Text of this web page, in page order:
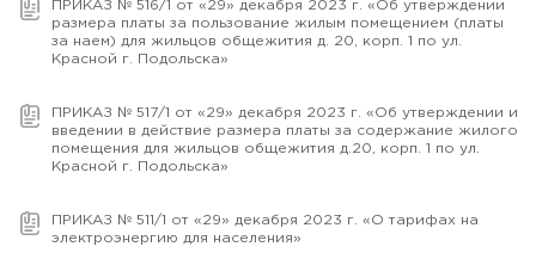
ПРИКАЗ № 516/1 от «29» декабря 2023 г. «Об утверждении
размера платы за пользование жилым помещением (платы
за наем) для жильцов общежития д. 20, корп. 1 по ул.
Красной г. Подольска»
ПРИКАЗ № 517/1 от «29» декабря 2023 г. «Об утверждении и
введении в действие размера платы за содержание жилого
помещения для жильцов общежития д.20, корп. 1 по ул.
Красной г. Подольска»
ПРИКАЗ № 511/1 от «29» декабря 2023 г. «О тарифах на
электроэнергию для населения»